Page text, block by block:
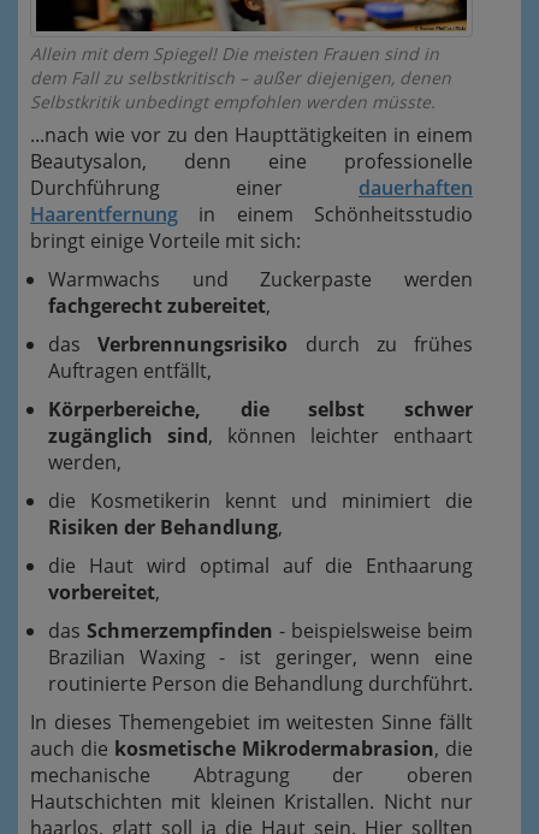
Allein mit dem Spiegel! Die meisten Frauen sind in
dem Fall zu selbstkritisch – außer diejenigen, denen
Selbstkritik unbedingt empfohlen werden müsste.
...nach wie vor zu den Haupttätigkeiten in einem
Beautysalon, denn eine professionelle
Durchführung einer dauerhaften
Haarentfernung in einem Schönheitsstudio
bringt einige Vorteile mit sich:
Warmwachs und Zuckerpaste werden
fachgerecht zubereitet,
dasVerbrennungsrisiko durch zu frühes
Auftragen entfällt,
Körperbereiche, die selbst schwer
zugänglich sind, können leichter enthaart
werden,
die Kosmetikerin kennt und minimiert die
Risiken der Behandlung,
die Haut wird optimal auf die Enthaarung
vorbereitet,
das Schmerzempfinden - beispielsweise beim
Brazilian Waxing - ist geringer, wenn eine
routinierte Person die Behandlung durchführt.
In dieses Themengebiet im weitesten Sinne fällt
auch die kosmetische Mikrodermabrasion, die
mechanische Abtragung der oberen
Hautschichten mit kleinen Kristallen. Nicht nur
haarlos, glatt soll ja die Haut sein. Hier sollten